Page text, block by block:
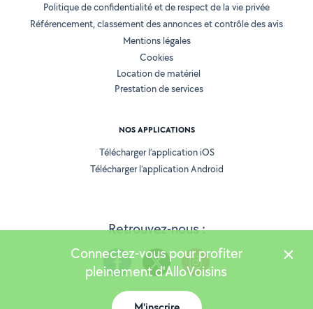
Retrouvez-nous :
Politique de confidentialité et de respect de la vie privée
Référencement, classement des annonces et contrôle des avis
Mentions légales
Cookies
Location de matériel
Prestation de services
NOS APPLICATIONS
Télécharger l’application iOS
Télécharger l’application Android
Version 25.5.2
Connectez-vous pour profiter
pleinement d'AlloVoisins